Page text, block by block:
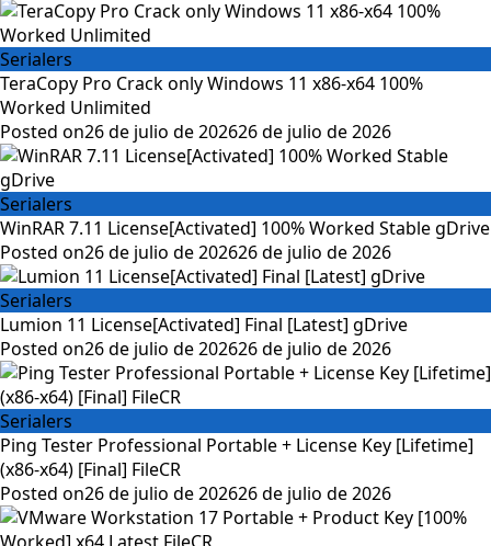
Serialers
TeraCopy Pro Crack only Windows 11 x86-x64 100%
Worked Unlimited
Posted on26 de julio de 202626 de julio de 2026
Serialers
WinRAR 7.11 License[Activated] 100% Worked Stable gDrive
Posted on26 de julio de 202626 de julio de 2026
Serialers
Lumion 11 License[Activated] Final [Latest] gDrive
Posted on26 de julio de 202626 de julio de 2026
Serialers
Ping Tester Professional Portable + License Key [Lifetime]
(x86-x64) [Final] FileCR
Posted on26 de julio de 202626 de julio de 2026